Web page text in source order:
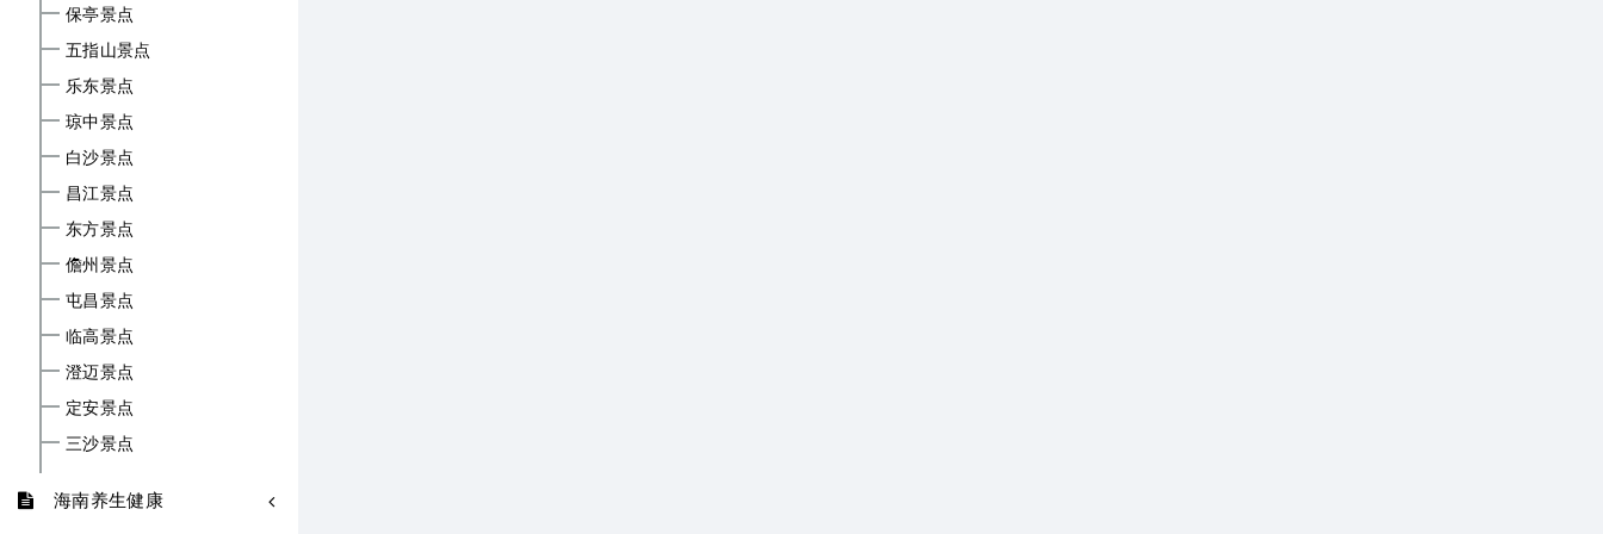
保亭景点
五指山景点
乐东景点
琼中景点
白沙景点
昌江景点
东方景点
儋州景点
屯昌景点
临高景点
澄迈景点
定安景点
三沙景点
海南养生健康